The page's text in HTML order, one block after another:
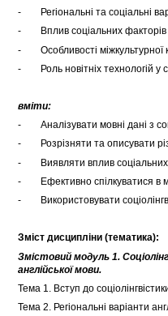
- Регіональні та соціальні
- Вплив соціальних факторів
- Особливості міжкультурної
- Роль новітніх технологій у
вміти:
- Аналізувати мовні дані з
- Розрізняти та описувати
- Виявляти вплив соціальних
- Ефективно спілкуватися в
- Використовувати
Зміст дисципліни (тематика):
Змістовий модуль 1.
англійської мови.
Тема 1. Вступ до
Тема 2. Регіональні варіанти